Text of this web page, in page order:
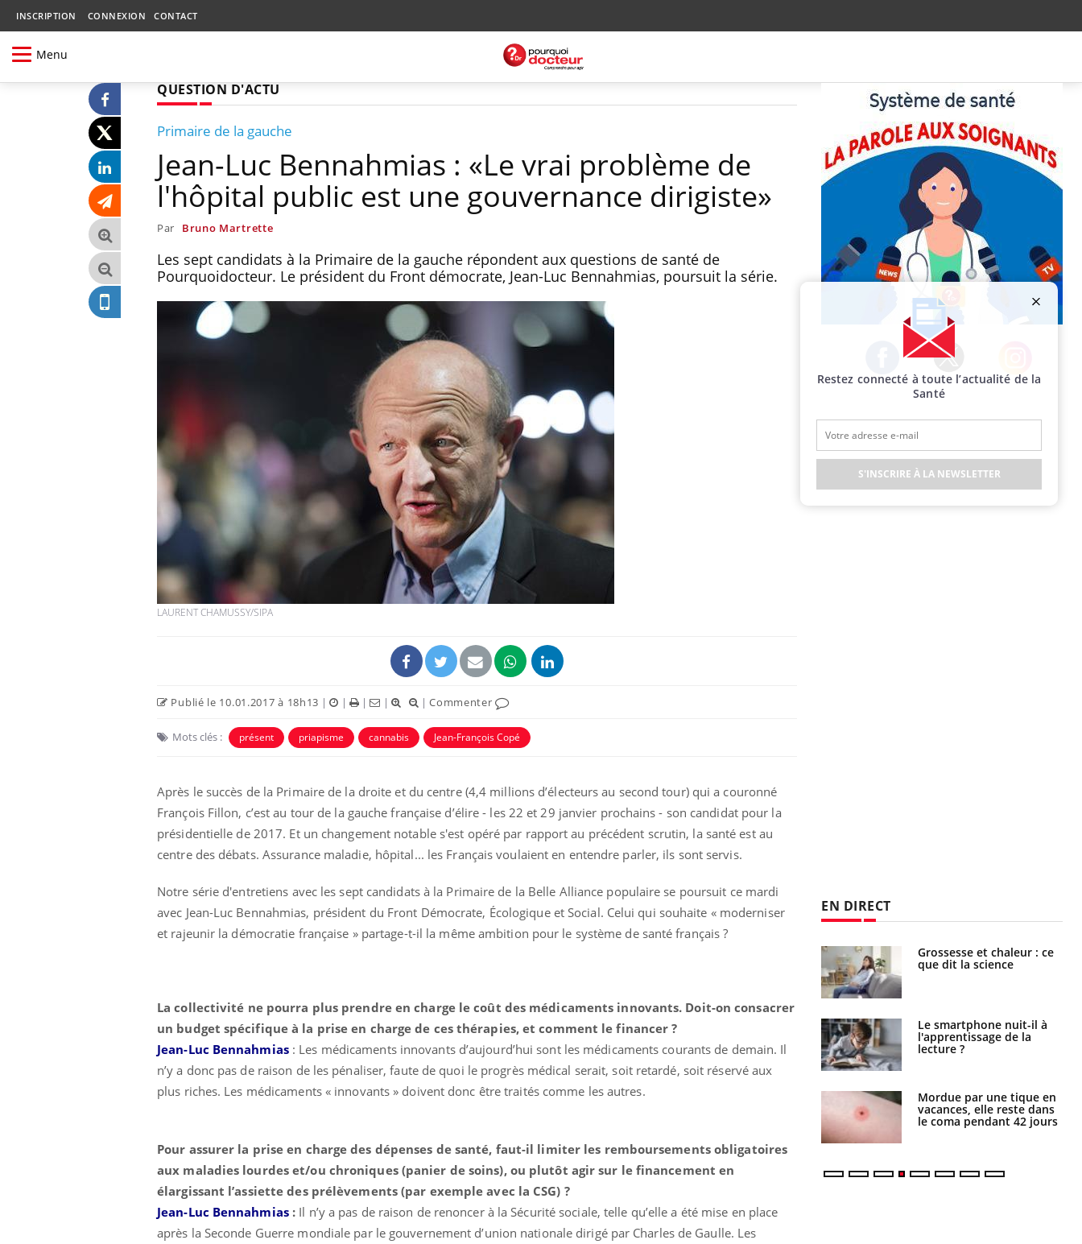
INSCRIPTION CONNEXION CONTACT
Menu
QUESTION D'ACTU
Primaire de la gauche
Jean-Luc Bennahmias : «Le vrai problème de
l'hôpital public est une gouvernance dirigiste»
Par Bruno Martrette
Les sept candidats à la Primaire de la gauche répondent aux questions de santé de
Pourquoidocteur. Le président du Front démocrate, Jean-Luc Bennahmias, poursuit la série.
LAURENT CHAMUSSY/SIPA
Publié le 10.01.2017 à 18h13 | | | | |Commenter
Mots clés : présent priapisme cannabis Jean-François Copé
Après le succès de la Primaire de la droite et du centre (4,4 millions d’électeurs au second tour) qui a couronné
François Fillon, c’est au tour de la gauche française d’élire - les 22 et 29 janvier prochains - son candidat pour la
présidentielle de 2017. Et un changement notable s'est opéré par rapport au précédent scrutin, la santé est au
centre des débats. Assurance maladie, hôpital... les Français voulaient en entendre parler, ils sont servis.
Notre série d'entretiens avec les sept candidats à la Primaire de la Belle Alliance populaire se poursuit ce mardi
avec Jean-Luc Bennahmias, président du Front Démocrate, Écologique et Social. Celui qui souhaite « moderniser
et rajeunir la démocratie française » partage-t-il la même ambition pour le système de santé français ?
La collectivité ne pourra plus prendre en charge le coût des médicaments innovants. Doit-on consacrer
un budget spécifique à la prise en charge de ces thérapies, et comment le financer ?
Jean-Luc Bennahmias: Les médicaments innovants d’aujourd’hui sont les médicaments courants de demain. Il
n’y a donc pas de raison de les pénaliser, faute de quoi le progrès médical serait, soit retardé, soit réservé aux
plus riches. Les médicaments « innovants » doivent donc être traités comme les autres.
Pour assurer la prise en charge des dépenses de santé, faut-il limiter les remboursements obligatoires
aux maladies lourdes et/ou chroniques (panier de soins), ou plutôt agir sur le financement en
élargissant l’assiette des prélèvements (par exemple avec la CSG) ?
Jean-Luc Bennahmias: Il n’y a pas de raison de renoncer à la Sécurité sociale, telle qu’elle a été mise en place
après la Seconde Guerre mondiale par le gouvernement d’union nationale dirigé par Charles de Gaulle. Les
Facebook Twitter Instagram
EN DIRECT
Les médicaments GLP-1
protègent-ils aussi les os
?
Cytomégalovirus : ce qui
VIH : la fin du comprimé
tous les jours se profile-t-
elle enfin ?
Pourquoi votre ventre
Le Viagra pourrait-il
cancer ?
Grossesse et chaleur : ce
que dit la science
Le smartphone nuit-il à
l'apprentissage de la
lecture ?
Mordue par une tique en
vacances, elle reste dans
le coma pendant 42 jours
Restez connecté à toute l’actualité de la
Santé
S'INSCRIRE À LA NEWSLETTER